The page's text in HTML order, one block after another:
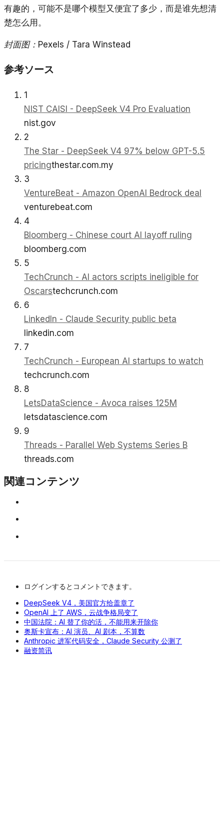
有趣的，可能不是哪个模型又便宜了多少，而是谁先想清
楚怎么用。
封面图：Pexels / Tara Winstead
参考ソース
1
NIST CAISI - DeepSeek V4 Pro Evaluation
nist.gov
2
The Star - DeepSeek V4 97% below GPT-5.5
pricingthestar.com.my
3
VentureBeat - Amazon OpenAI Bedrock deal
venturebeat.com
4
Bloomberg - Chinese court AI layoff ruling
bloomberg.com
5
TechCrunch - AI actors scripts ineligible for
Oscarstechcrunch.com
6
LinkedIn - Claude Security public beta
linkedin.com
7
TechCrunch - European AI startups to watch
techcrunch.com
8
LetsDataScience - Avoca raises 125M
letsdatascience.com
9
Threads - Parallel Web Systems Series B
threads.com
関連コンテンツ
ログインするとコメントできます。
DeepSeek V4，美国官方给盖章了
OpenAI 上了 AWS，云战争格局变了
中国法院：AI 替了你的活，不能用来开除你
奥斯卡宣布：AI 演员、AI 剧本，不算数
Anthropic 进军代码安全，Claude Security 公测了
融资简讯